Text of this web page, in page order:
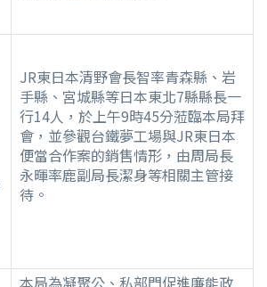
JR東日本清野會長智率青森縣、岩
手縣、宮城縣等日本東北7縣縣長一
行14人，於上午9時45分蒞臨本局拜
會，並參觀台鐵夢工場與JR東日本
便當合作案的銷售情形，由周局長
永暉率鹿副局長潔身等相關主管接
待。
本局為凝聚公、私部門促進廉能政